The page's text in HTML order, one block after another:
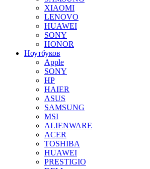
XIAOMI
LENOVO
HUAWEI
SONY
HONOR
Ноутбуков
Apple
SONY
HP
HAIER
ASUS
SAMSUNG
MSI
ALIENWARE
ACER
TOSHIBA
HUAWEI
PRESTIGIO